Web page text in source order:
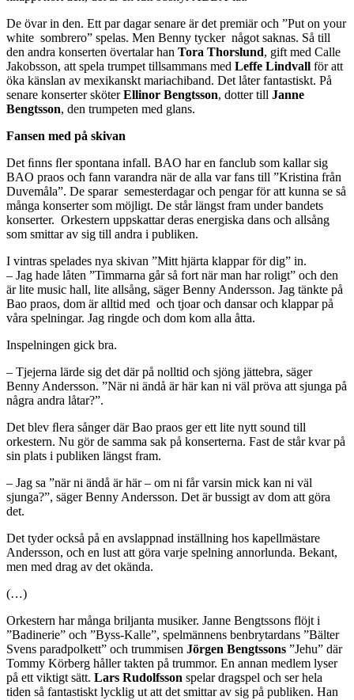
De övar in den. Ett par dagar senare är det premiär och ”Put on your
white sombrero” spelas. Men Benny tycker något saknas. Så till
den andra konserten övertalar han Tora Thorslund, gift med Calle
Jakobsson, att spela trumpet tillsammans med Leffe Lindvall för att
öka känslan av mexikanskt mariachiband. Det låter fantastiskt. På
senare konserter sköterEllinor Bengtsson, dotter till Janne
Bengtsson, den trumpeten med glans.
Fansen med på skivan
Det ﬁnns ﬂer spontana infall. BAO har en fanclub som kallar sig
BAO praos och fann varandra när de alla var fans till ”Kristina från
Duvemåla”. De sparar semesterdagar och pengar för att kunna se så
många konserter som möjligt. De står längst fram under bandets
konserter. Orkestern uppskattar deras energiska dans och allsång
som smittar av sig till andra i publiken.
I vintras spelades nya skivan ”Mitt hjärta klappar för dig” in.
– Jag hade låten ”Timmarna går så fort när man har roligt” och den
är lite music hall, lite allsång, säger Benny Andersson. Jag tänkte på
Bao praos, dom är alltid med och tjoar och dansar och klappar på
våra spelningar. Jag ringde och dom kom alla åtta.
Inspelningen gick bra.
– Tjejerna lärde sig det där på nolltid och sjöng jättebra, säger
Benny Andersson. ”När ni ändå är här kan ni väl pröva att sjunga på
några andra låtar?”.
Det blev ﬂera sånger där Bao praos ger ett lite nytt sound till
orkestern. Nu gör de samma sak på konserterna. Fast de står kvar på
sin plats i publiken längst fram.
– Jag sa ”när ni ändå är här – om ni får varsin mick kan ni väl
sjunga?”, säger Benny Andersson. Det är bussigt av dom att göra
det.
Det tyder också på en avslappnad inställning hos kapellmästare
Andersson, och en lust att göra varje spelning annorlunda. Bekant,
men med drag av det okända.
(…)
Orkestern har många briljanta musiker. Janne Bengtssons flöjt i
”Badinerie” och ”Byss-Kalle”, spelmännens benbrytardans ”Bälter
Svens paradpolkett” och trummisen Jörgen Bengtssons ”Jehu” där
Tommy Körberg håller takten på trummor. En annan medlem lyser
på ett viktigt sätt. Lars Rudolfsson spelar dragspel och ser hela
tiden så fantastiskt lycklig ut att det smittar av sig på publiken. Han